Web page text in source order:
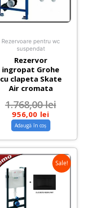
Rezervoare pentru wc
suspendat
Rezervor
ingropat Grohe
cu clapeta Skate
Air cromata
1.768,00lei
956,00 lei
Adaugă în coș
Sale!